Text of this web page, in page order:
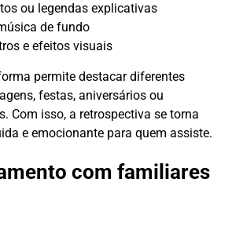
ou legendas explicativas
de fundo
e efeitos visuais
permite destacar diferentes
festas, aniversários ou
Com isso, a retrospectiva se torna
e emocionante para quem assiste.
com familiares